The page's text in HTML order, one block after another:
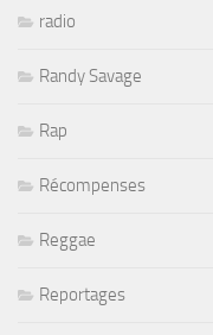
radio
Randy Savage
Rap
Récompenses
Reggae
Reportages